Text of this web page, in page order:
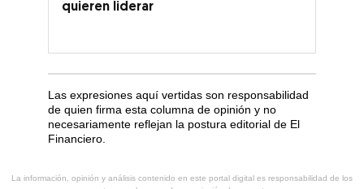
quieren liderar
Las expresiones aquí vertidas son responsabilidad
de quien firma esta columna de opinión y no
necesariamente reflejan la postura editorial de El
Financiero.
La información, opinión y análisis contenido en este portal digital es responsabilidad de los